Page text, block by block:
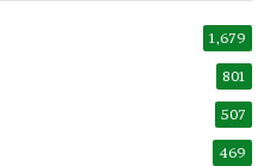
1,679
801
507
469